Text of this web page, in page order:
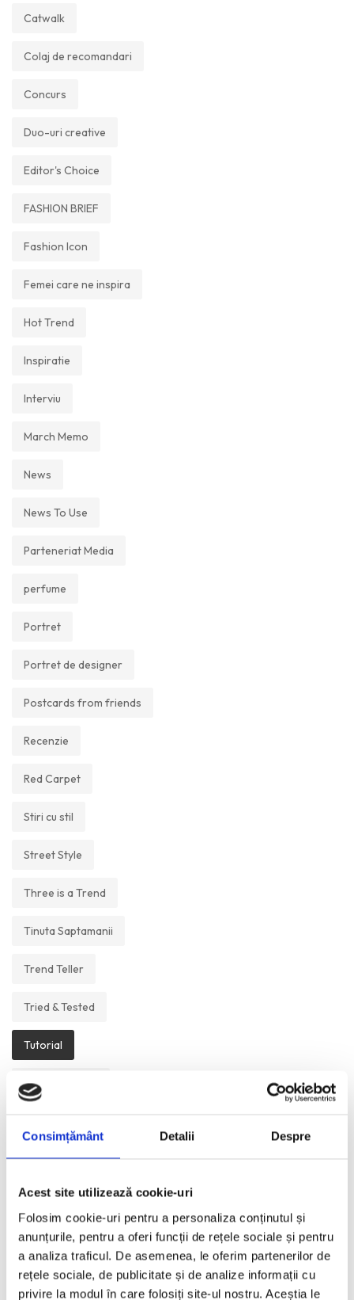
Consimțământ Detalii Despre
Acest site utilizează cookie-uri
Folosim cookie-uri pentru a personaliza conținutul și
anunțurile, pentru a oferi funcții de rețele sociale și pentru
a analiza traficul. De asemenea, le oferim partenerilor de
rețele sociale, de publicitate și de analize informații cu
privire la modul în care folosiți site-ul nostru. Aceștia le
Catwalk
Colaj de recomandari
Concurs
Duo-uri creative
Editor's Choice
FASHION BRIEF
Fashion Icon
Femei care ne inspira
Hot Trend
Inspiratie
Interviu
March Memo
News
News To Use
Parteneriat Media
perfume
Portret
Portret de designer
Postcards from friends
Recenzie
Red Carpet
Stiri cu stil
Street Style
Three is a Trend
Tinuta Saptamanii
Trend Teller
Tried & Tested
Tutorial
Un Muzeu Pe Zi
Visual Postcards
We like
ANI: